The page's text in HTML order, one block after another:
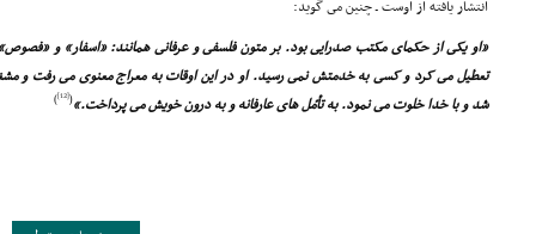
انتشار یافته از اوست ـ چنین مى گوید:
«او یکى از حکماى مکتب صدرایى بود. بر متون فلسفى و عرفانى همانند: «اسفار» و
تعطیل مى کرد و کسى به خدمتش نمى رسید. او در این اوقات به معراج معنوى مى رفت و
شد و با خدا خلوت مى نمود. به تأمّل هاى عارفانه و به درون خویش مى پرداخت.»(
[12]
)